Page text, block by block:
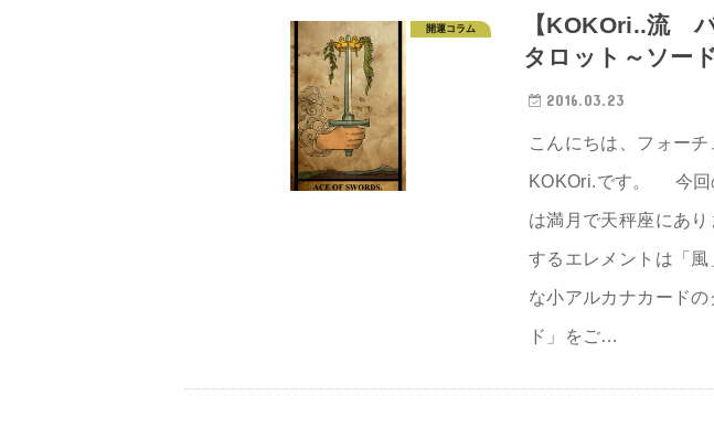
開運コラム
【KOKOri..流
タロット～ソー
2016.03.23
こんにちは、フォー
KOKOri.です。 今回
は満月で天秤座にあ
するエレメントは「風
な小アルカナカード
ド」をご…